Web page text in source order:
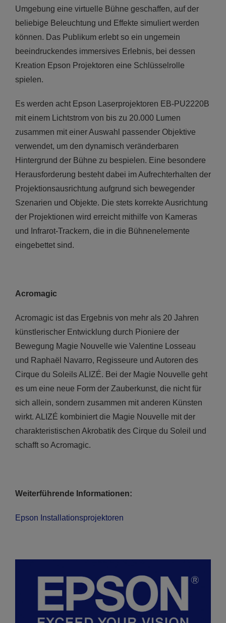
Umgebung eine virtuelle Bühne geschaffen, auf der
beliebige Beleuchtung und Effekte simuliert werden
können. Das Publikum erlebt so ein ungemein
beeindruckendes immersives Erlebnis, bei dessen
Kreation Epson Projektoren eine Schlüsselrolle
spielen.
Es werden acht Epson Laserprojektoren EB-PU2220B
mit einem Lichtstrom von bis zu 20.000 Lumen
zusammen mit einer Auswahl passender Objektive
verwendet, um den dynamisch veränderbaren
Hintergrund der Bühne zu bespielen. Eine besondere
Herausforderung besteht dabei im Aufrechterhalten der
Projektionsausrichtung aufgrund sich bewegender
Szenarien und Objekte. Die stets korrekte Ausrichtung
der Projektionen wird erreicht mithilfe von Kameras
und Infrarot-Trackern, die in die Bühnenelemente
eingebettet sind.
Acromagic
Acromagic ist das Ergebnis von mehr als 20 Jahren
künstlerischer Entwicklung durch Pioniere der
Bewegung Magie Nouvelle wie Valentine Losseau
und Raphaël Navarro, Regisseure und Autoren des
Cirque du Soleils ALIZÉ. Bei der Magie Nouvelle geht
es um eine neue Form der Zauberkunst, die nicht für
sich allein, sondern zusammen mit anderen Künsten
wirkt. ALIZÉ kombiniert die Magie Nouvelle mit der
charakteristischen Akrobatik des Cirque du Soleil und
schafft so Acromagic.
Weiterführende Informationen:
Epson Installationsprojektoren